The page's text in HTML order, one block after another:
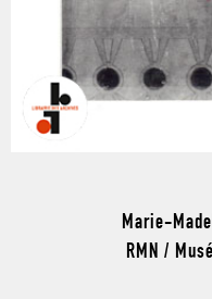
Marie-
RMN /